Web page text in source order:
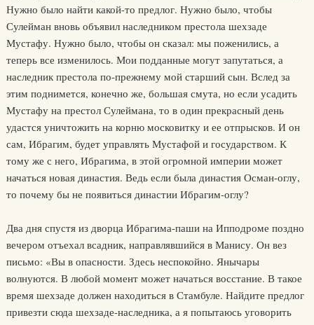
Нужно было найти какой-то предлог. Нужно было, чтобы
Сулейман вновь объявил наследником престола шехзаде
Мустафу. Нужно было, чтобы он сказал: мы поженились, а
теперь все изменилось. Мои подданные могут запутаться, а
наследник престола по-прежнему мой старший сын. Вслед за
этим поднимется, конечно же, большая смута, но если усадить
Мустафу на престол Сулеймана, то в один прекрасный день
удастся уничтожить на корню московитку и ее отпрысков. И он
сам, Ибрагим, будет управлять Мустафой и государством. К
тому же с него, Ибрагима, в этой огромной империи может
начаться новая династия. Ведь если была династия Осман-оглу,
то почему бы не появиться династии Ибрагим-оглу?
Два дня спустя из дворца Ибрагима-паши на Ипподроме поздно
вечером отъехал всадник, направлявшийся в Манису. Он вез
письмо: «Вы в опасности. Здесь неспокойно. Янычары
волнуются. В любой момент может начаться восстание. В такое
время шехзаде должен находиться в Стамбуле. Найдите предлог
привезти сюда шехзаде-наследника, а я попытаюсь уговорить